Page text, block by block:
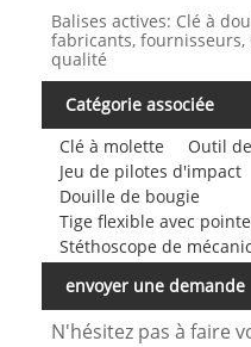
Balises actives: Clé à
fabricants, fournisseurs,
qualité
Catégorie associée
Clé à molette
Outil
Jeu de pilotes d'impact
Douille de bougie
Tige flexible avec
Stéthoscope de
envoyer une demande
N'hésitez pas à faire